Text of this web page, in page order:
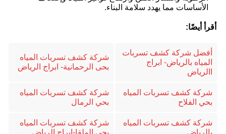
الأساسات مما يهدد سلامة البناء.
أقرأ أيضًا:
أفضل شركة كشف تسربات
المياه بالرياض- ابراج
االرياض
شركة كشف تسربات المياه
بحى الرحمانية- ابراج الرياض
شركة كشف تسربات المياه
بحي الفلاح
شركة كشف تسربات المياه
بحي الرمال
شركة كشف تسربات المياه
بالرياض
شركة كشف تسربات المياه
بحى الملقا-ابراج الرياض